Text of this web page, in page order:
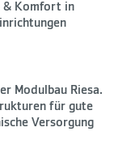
& Komfort in
Modulbau Riesa.
für gute
Versorgung